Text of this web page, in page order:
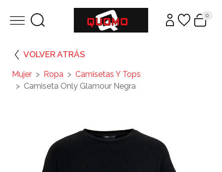
0
VOLVER ATRÁS
Mujer Ropa
Camisetas Y Tops
Camiseta Only Glamour Negra